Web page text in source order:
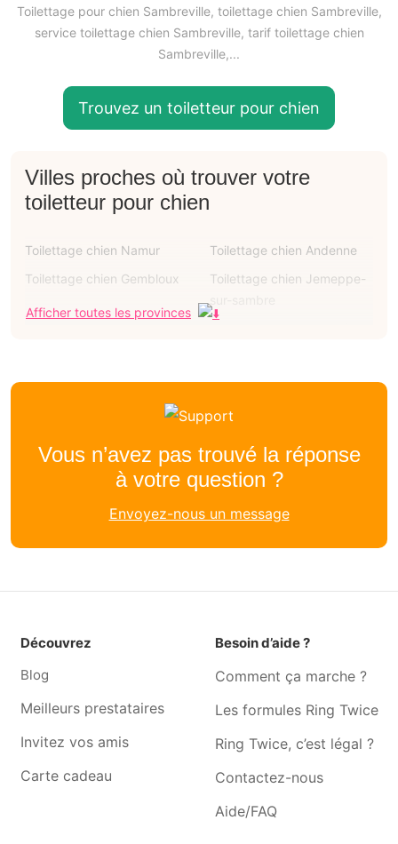
Toilettage pour chien Sambreville, toilettage chien Sambreville,
service toilettage chien Sambreville, tarif toilettage chien
Sambreville,...
Trouvez un toiletteur pour chien
Villes proches où trouver votre
toiletteur pour chien
Toilettage chien Namur
Toilettage chien Andenne
Toilettage chien Gembloux
Toilettage chien Jemeppe-
Toilettage pour chien
Toilettage pour chien
Wanfercée-baulet
Toilettage pour chien
Temploux
Toilettage pour chien
Toilettage pour chien
Villers-poterie
Toilettage pour chien Mellet
Toilettage pour chien
Afficher toutes les provinces
Vous n’avez pas trouvé la réponse
à votre question ?
Envoyez-nous un message
Découvrez
Blog
Meilleurs prestataires
Invitez vos amis
Carte cadeau
Besoin d’aide ?
Comment ça marche ?
Les formules Ring Twice
Ring Twice, c’est légal ?
Contactez-nous
Aide/FAQ